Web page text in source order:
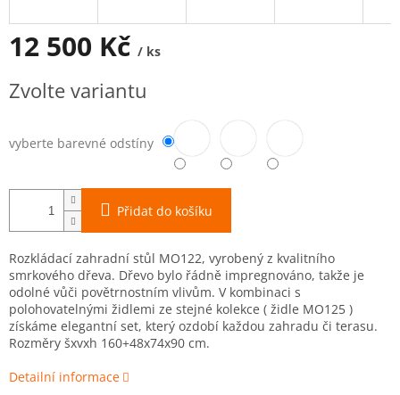
12 500 Kč / ks
cena:
Zvolte variantu
vyberte barevné odstíny
Přidat do košíku
Rozkládací zahradní stůl MO122, vyrobený z kvalitního
smrkového dřeva. Dřevo bylo řádně impregnováno, takže je
odolné vůči povětrnostním vlivům. V kombinaci s
polohovatelnými židlemi ze stejné kolekce ( židle MO125 )
získáme elegantní set, který ozdobí každou zahradu či terasu.
Rozměry šxvxh 160+48x74x90 cm.
Detailní informace